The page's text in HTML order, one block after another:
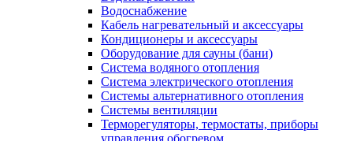
Водоснабжение
Кабель нагревательный и аксессуары
Кондиционеры и аксессуары
Оборудование для сауны (бани)
Система водяного отопления
Система электрического отопления
Системы альтернативного отопления
Системы вентиляции
Терморегуляторы, термостаты, приборы
управления обогревом